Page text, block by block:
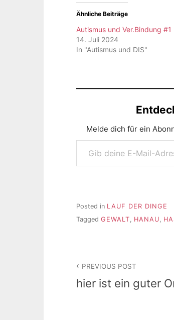
Ähnliche Beiträge
Autismus und Ver.Bindung #1
14. Juli 2024
In "Autismus und DIS"
Melde dich für ein
Gib deine E-Mail-Adresse ein ...
Posted in LAUF DER DINGE
Tagged GEWALT, HANAU,
PREVIOUS POST
hier ist ein guter